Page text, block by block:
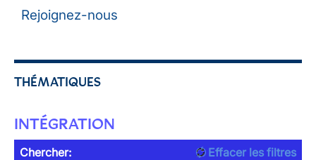
Rejoignez-nous
THÉMATIQUES
INTÉGRATION
Chercher:
Effacer les filtres